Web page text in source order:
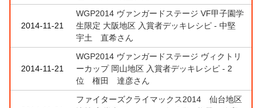
2014-11-21
WGP2014 ヴァンガードステージ VF甲子園学
生限定 大阪地区 入賞者デッキレシピ - 中堅
宇土 直希さん
2014-11-21
WGP2014 ヴァンガードステージ ヴィクトリ
ーカップ 岡山地区 入賞者デッキレシピ - 2
位 権田 達彦さん
ファイターズクライマックス2014 仙台地区